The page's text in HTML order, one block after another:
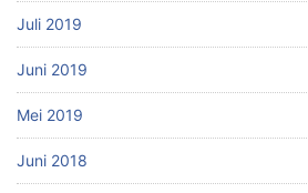
Juli 2019
Juni 2019
Mei 2019
Juni 2018